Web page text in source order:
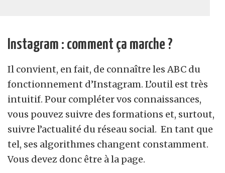
Instagram : comment ça marche ?
Il convient, en fait, de connaître les ABC du
fonctionnement d’Instagram. L’outil est très
intuitif. Pour compléter vos connaissances,
vous pouvez suivre des formations et, surtout,
suivre l’actualité du réseau social. En tant que
tel, ses algorithmes changent constamment.
Vous devez donc être à la page.